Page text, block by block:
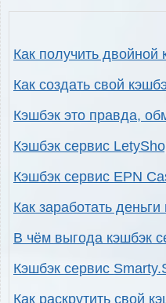
Как получить двойной
Как создать свой
Кэшбэк это правда,
Кэшбэк сервис
Кэшбэк сервис EPN
Как заработать
В чём выгода кэшбэк
Кэшбэк сервис
Как раскрутить свой